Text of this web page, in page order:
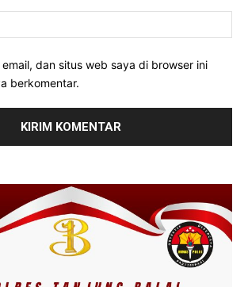
email, dan situs web saya di browser ini
berkomentar.